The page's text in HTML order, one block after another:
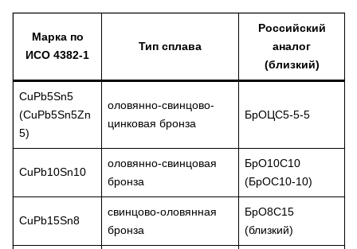
Марка по
ИСО 4382-1
Тип сплава
Российский
аналог
(близкий)
CuPb5Sn5
(CuPb5Sn5Zn
5)
оловянно-свинцово-
цинковая бронза
БрОЦС5-5-5
CuPb10Sn10
оловянно-свинцовая
бронза
БрО10С10
(БрОС10-10)
CuPb15Sn8
свинцово-оловянная
бронза
БрО8С15
(близкий)